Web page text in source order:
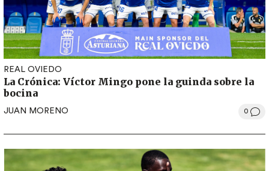
REAL OVIEDO
La Crónica: Víctor Mingo pone la guinda sobre la
bocina
JUAN MORENO 0